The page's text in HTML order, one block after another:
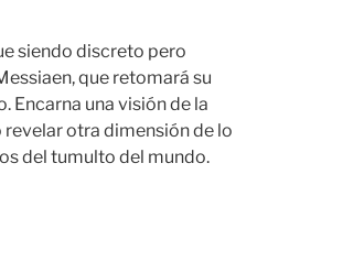
siendo discreto pero
que retomará su
Encarna una visión de la
revelar otra dimensión de lo
del tumulto del mundo.